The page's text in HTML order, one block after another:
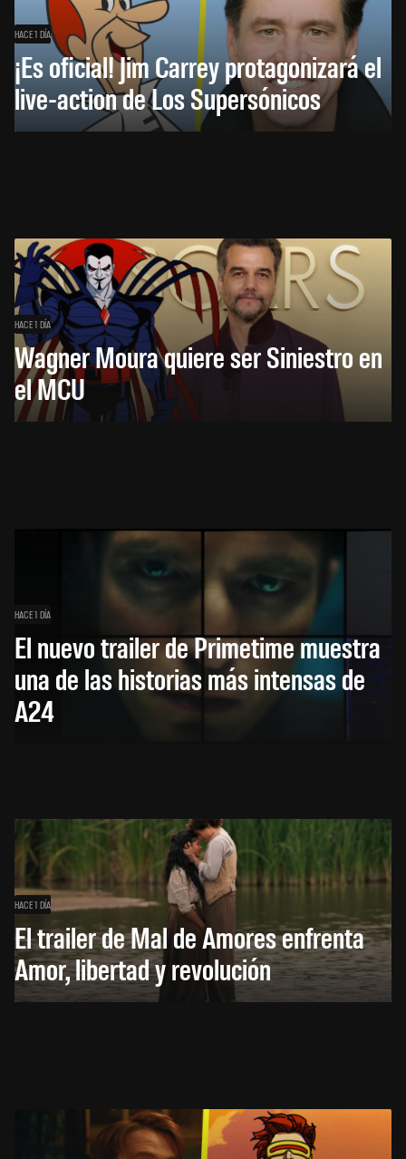
HACE 1 DÍA
¡Es oficial! Jim Carrey protagonizará el
live-action de Los Supersónicos
HACE 1 DÍA
Wagner Moura quiere ser Siniestro en
el MCU
HACE 1 DÍA
El nuevo trailer de Primetime muestra
una de las historias más intensas de
A24
HACE 1 DÍA
El trailer de Mal de Amores enfrenta
Amor, libertad y revolución